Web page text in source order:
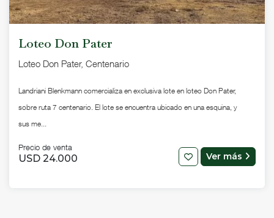
Loteo Don Pater
Loteo Don Pater, Centenario
Landriani Blenkmann comercializa en exclusiva lote en loteo Don Pater,
sobre ruta 7 centenario. El lote se encuentra ubicado en una esquina, y
sus me...
Precio de venta
USD 24.000 Ver más